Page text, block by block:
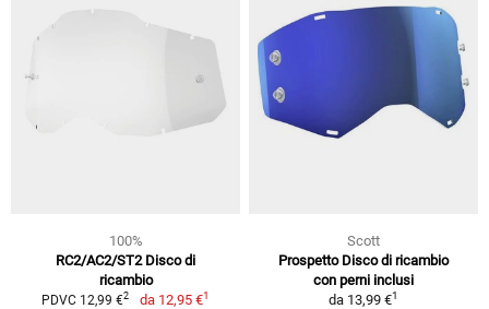
100%
RC2/AC2/ST2 Disco di
ricambio
PDVC 12,99 €2 da 12,95 €1
Scott
Prospetto Disco di ricambio
con perni inclusi
da 13,99 €1